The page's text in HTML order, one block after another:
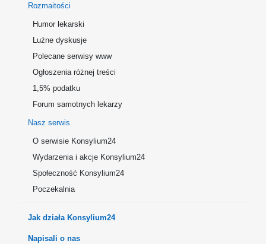
Rozmaitości
Humor lekarski
Luźne dyskusje
Polecane serwisy www
Ogłoszenia różnej treści
1,5% podatku
Forum samotnych lekarzy
Nasz serwis
O serwisie Konsylium24
Wydarzenia i akcje Konsylium24
Społeczność Konsylium24
Poczekalnia
Jak działa Konsylium24
Napisali o nas